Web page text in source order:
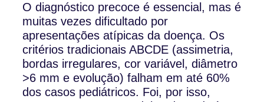
O diagnóstico precoce é essencial, mas é
muitas vezes dificultado por
apresentações atípicas da doença. Os
critérios tradicionais ABCDE (assimetria,
bordas irregulares, cor variável, diâmetro
>6 mm e evolução) falham em até 60%
dos casos pediátricos. Foi, por isso,